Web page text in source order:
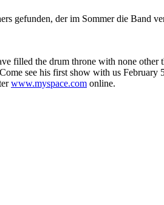
gefunden, der im Sommer die Band
filled the drum throne with none
see his first show with us February
www.myspace.com online.